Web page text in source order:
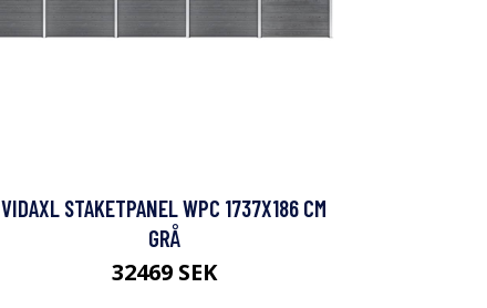
VIDAXL STAKETPANEL WPC 1737X186 CM
GRÅ
32469 SEK